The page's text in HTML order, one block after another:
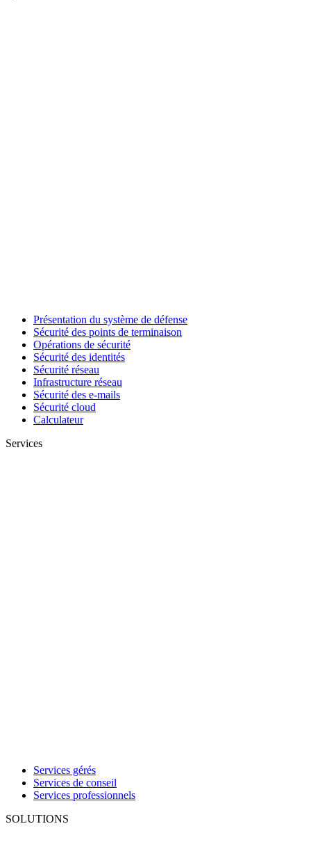
Présentation du système de défense
Sécurité des points de terminaison
Opérations de sécurité
Sécurité des identités
Sécurité réseau
Infrastructure réseau
Sécurité des e-mails
Sécurité cloud
Calculateur
Services
Services gérés
Services de conseil
Services professionnels
SOLUTIONS